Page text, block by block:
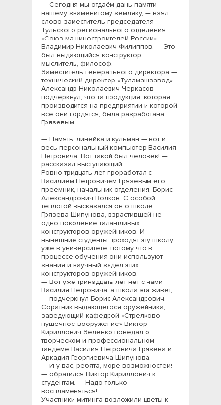
— Сегодня мы отдаём дань памяти
нашему знаменитому земляку, — взял
слово заместитель председателя
Тульского регионального отделения
«Союз машиностроителей России»
Владимир Николаевич Филиппов. — Это
был выдающийся конструктор,
мыслитель, философ.
Заместитель генерального директора —
технический директор «Туламашзавод»
Александр Николаевич Черкасов
подчеркнул, что та продукция, которая
производится на предприятии и которой
все они гордятся, была разработана
Грязевым.
— Память, линейка и кульман — вот и
весь персональный компьютер Василия
Петровича. Вот такой был человек! —
рассказал выступающий.
Ровно тридцать лет проработал с
Василием Петровичем Грязевым его
преемник, начальник отделения, Борис
Александрович Волков. С особой
теплотой высказался он о школе
Грязева-Шипунова, взрастившей не
одно поколение талантливых
конструкторов-оружейников. И
нынешние студенты проходят эту школу
уже в университете, потому что в
процессе обучения они используют
знания и научный задел этих
конструкторов-оружейников.
— Вот уже тринадцать лет нет с нами
Василия Петровича, а школа эта живёт,
— подчеркнул Борис Александрович.
Соратник выдающегося оружейника,
заведующий кафедрой «Стрелково-
пушечное вооружение» Виктор
Кириллович Зеленко поведал о
творческом и профессиональном
тандеме Василия Петровича Грязева и
Аркадия Георгиевича Шипунова.
— И у вас, ребята, море возможностей!
— обратился Виктор Кириллович к
студентам. — Надо только
воспламеняться!
Участники митинга возложили цветы к